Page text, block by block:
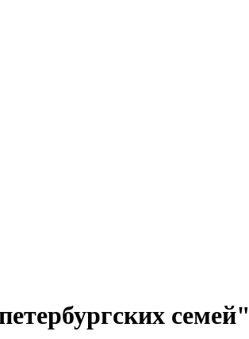
семей"